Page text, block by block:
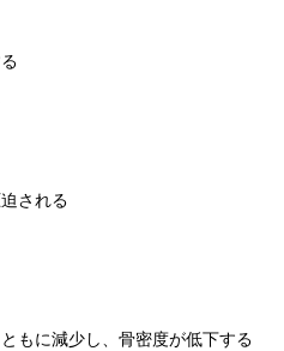
される
もに減少し、骨密度が低下する